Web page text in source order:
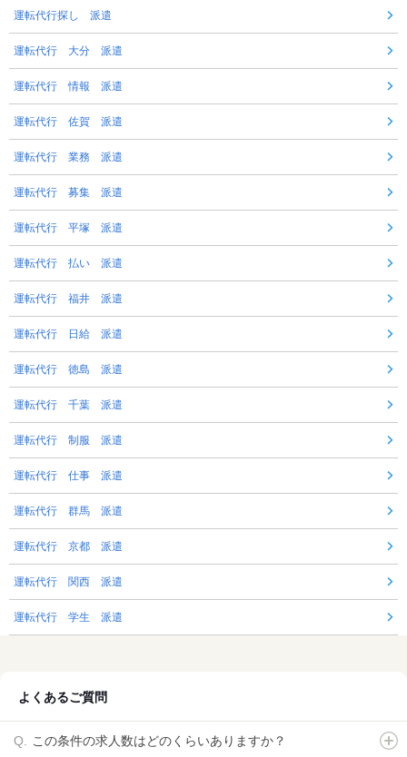
運転代行探し 派遣
運転代行 大分 派遣
運転代行 情報 派遣
運転代行 佐賀 派遣
運転代行 業務 派遣
運転代行 募集 派遣
運転代行 平塚 派遣
運転代行 払い 派遣
運転代行 福井 派遣
運転代行 日給 派遣
運転代行 徳島 派遣
運転代行 千葉 派遣
運転代行 制服 派遣
運転代行 仕事 派遣
運転代行 群馬 派遣
運転代行 京都 派遣
運転代行 関西 派遣
運転代行 学生 派遣
よくあるご質問
この条件の求人数はどのくらいありますか？